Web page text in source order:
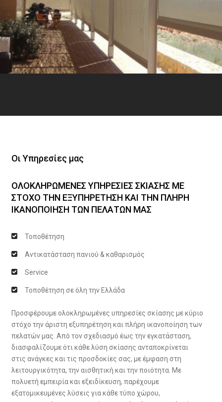
Οι Υπηρεσίες μας
ΟΛΟΚΛΗΡΩΜΕΝΕΣ ΥΠΗΡΕΣΙΕΣ ΣΚΙΑΣΗΣ ΜΕ
ΣΤΟΧΟ ΤΗΝ ΕΞΥΠΗΡΕΤΗΣΗ ΚΑΙ ΤΗΝ ΠΛΗΡΗ
ΙΚΑΝΟΠΟΙΗΣΗ ΤΩΝ ΠΕΛΑΤΩΝ ΜΑΣ
Τοποθέτηση
Αντικατάσταση πανιού & καθαρισμός
Service
Τοποθέτηση σε όλη την Ελλάδα
Προσφέρουμε ολοκληρωμένες υπηρεσίες σκίασης με κύριο
στόχο την άριστη εξυπηρέτηση και πλήρη ικανοποίηση των
πελατών μας. Από τον σχεδιασμό έως την εγκατάσταση,
διασφαλίζουμε ότι κάθε λύση σκίασης ανταποκρίνεται
στις ανάγκες και τις προσδοκίες σας, με έμφαση στη
λειτουργικότητα, την αισθητική και την ποιότητα. Με
πολυετή εμπειρία και εξειδίκευση, παρέχουμε
εξατομικευμένες λύσεις για κάθε τύπο χώρου,